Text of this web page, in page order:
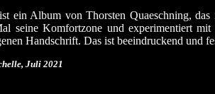
ein Album von Thorsten Quaeschning,
seine Komfortzone und experimentiert
Handschrift. Das ist beeindruckend und
Juli 2021